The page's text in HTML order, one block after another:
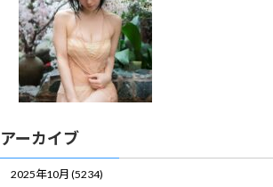
アーカイブ
2025年10月 (5234)